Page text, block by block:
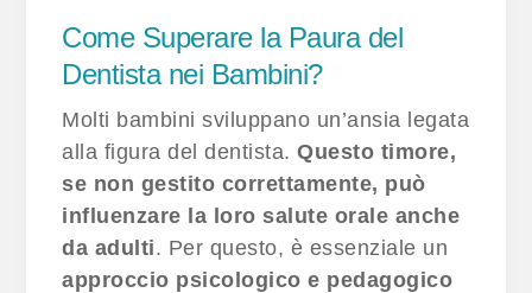
Come Superare la Paura del
Dentista nei Bambini?
Molti bambini sviluppano un’ansia legata
alla figura del dentista.Questo timore,
se non gestito correttamente, può
influenzare la loro salute orale anche
da adulti. Per questo, è essenziale un
approccio psicologico e pedagogico